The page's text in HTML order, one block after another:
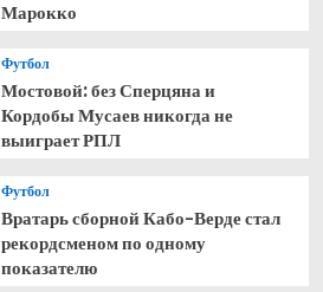
Марокко
Футбол
Мостовой: без Сперцяна и
Кордобы Мусаев никогда не
выиграет РПЛ
Футбол
Вратарь сборной Кабо-Верде стал
рекордсменом по одному
показателю